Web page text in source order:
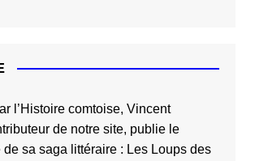
l’Histoire comtoise, Vincent
de notre site, publie le
sa saga littéraire : Les Loups des